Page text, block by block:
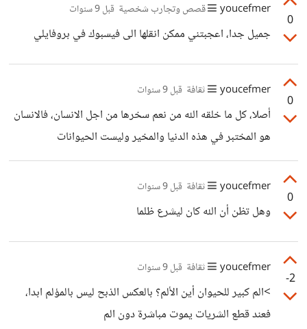
0
youcefmer قصص وتجارب شخصية قبل 9 سنوات
جميل جدا، اعجبتني ممكن انقلها الى فيسبوك في بروفايلي
0
youcefmer ثقافة قبل 9 سنوات
أصلا، كل ما خلقه الله من نعم سخرها من اجل الانسان، فالانسان
هو المختبر في هذه الدنيا والمخير وليست الحيوانات
0
youcefmer ثقافة قبل 9 سنوات
وهل تظن أن الله كان ليشرع ظلما
-2
youcefmer ثقافة قبل 9 سنوات
>الم كبير للحيوان أين الألم؟ بالعكس الذبح ليس بالمؤلم ابدا،
فعند قطع الشريات يموت مباشرة دون الم